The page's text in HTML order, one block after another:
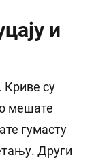
и
Криве су
мешате
гумасту
Други